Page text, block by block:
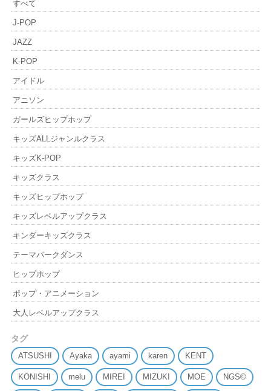
すべて
J-POP
JAZZ
K-POP
アイドル
アニソン
ガールズヒップホップ
キッズALLジャンルクラス
キッズK-POP
キッズクラス
キッズヒップホップ
キッズレベルアップクラス
キンダーキッズクラス
テーマパークダンス
ヒップホップ
ポップ・アニメーション
大人レベルアップクラス
タグ
ATSUSHI Ayaka ayami karen KENT
KONISHI melu MIREI MIZUKI MOE NGS©